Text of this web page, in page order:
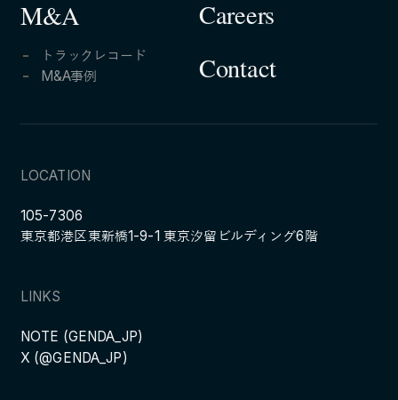
M&A
トラックレコード
M&A事例
Careers
Contact
LOCATION
105-7306
東京都港区東新橋1-9-1 東京汐留ビルディング6階
LINKS
NOTE (GENDA_JP)
X (@GENDA_JP)